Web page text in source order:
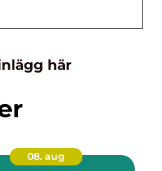
här
08. aug